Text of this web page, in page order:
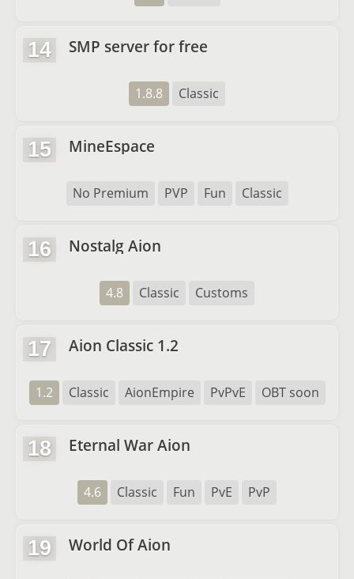
14 SMP server for free
1.8.8 Classic
15 MineEspace
No Premium PVP Fun Classic
16 Nostalg Aion
4.8 Classic Customs
17 Aion Classic 1.2
1.2 Classic AionEmpire PvPvE OBT soon
18 Eternal War Aion
4.6 Classic Fun PvE PvP
19 World Of Aion